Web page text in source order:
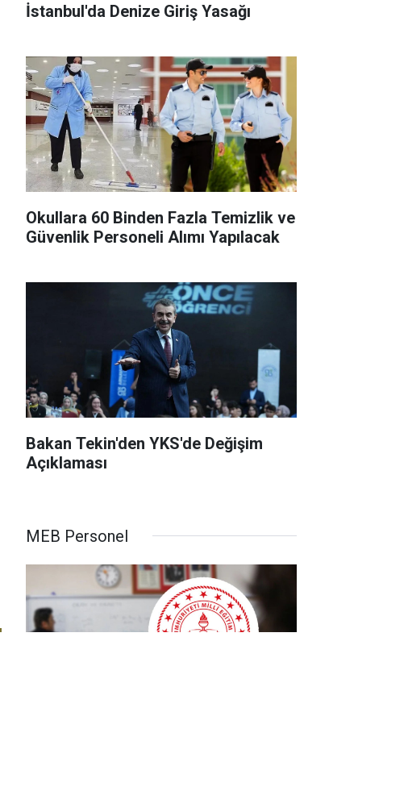
İstanbul'da Denize Giriş Yasağı
Okullara 60 Binden Fazla Temizlik ve
Güvenlik Personeli Alımı Yapılacak
Bakan Tekin'den YKS'de Değişim
Açıklaması
MEB Personel